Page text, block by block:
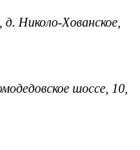
Николо-Хованское,
шоссе, 10,